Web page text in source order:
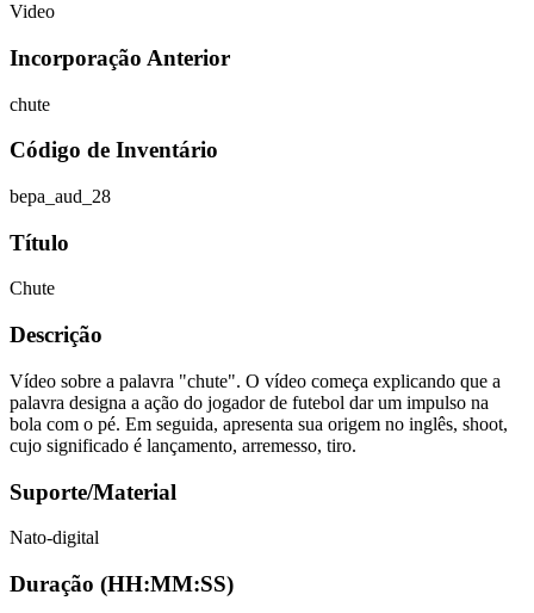
Video
Incorporação Anterior
chute
Código de Inventário
bepa_aud_28
Título
Chute
Descrição
Vídeo sobre a palavra "chute". O vídeo começa explicando que a
palavra designa a ação do jogador de futebol dar um impulso na
bola com o pé. Em seguida, apresenta sua origem no inglês, shoot,
cujo significado é lançamento, arremesso, tiro.
Suporte/Material
Nato-digital
Duração (HH:MM:SS)